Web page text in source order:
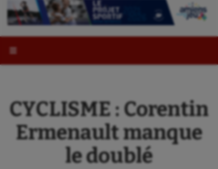
CYCLISME : Corentin
Ermenault manque
le doublé